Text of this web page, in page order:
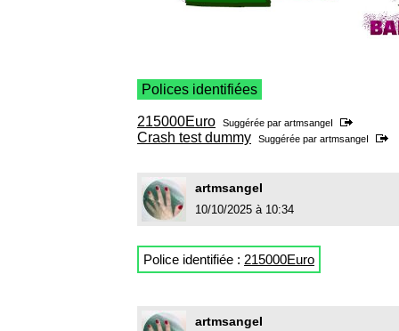
Polices identifiées
215000Euro Suggérée par artmsangeI
Crash test dummy Suggérée par artmsangeI
artmsangeI
10/10/2025 à 10:34
Police identifiée : 215000Euro
artmsangeI